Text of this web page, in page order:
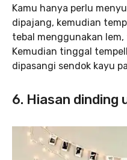
Kamu hanya perlu
dipajang, kemudian
tebal menggunakan
Kemudian tinggal
dipasangi sendok kayu
6. Hiasan dinding